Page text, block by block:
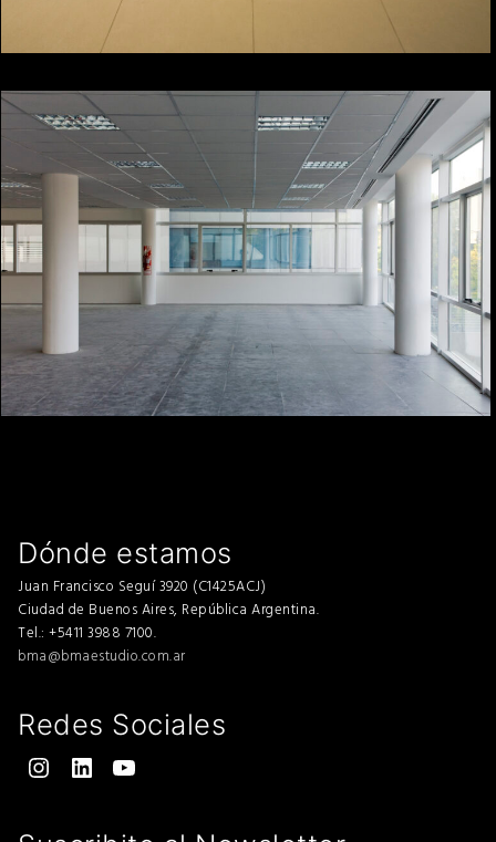
Dónde estamos
Juan Francisco Seguí 3920 (C1425ACJ)
Ciudad de Buenos Aires, República Argentina.
Tel.: +5411 3988 7100.
bma@bmaestudio.com.ar
Redes Sociales
Instagram
LinkedInYouTube